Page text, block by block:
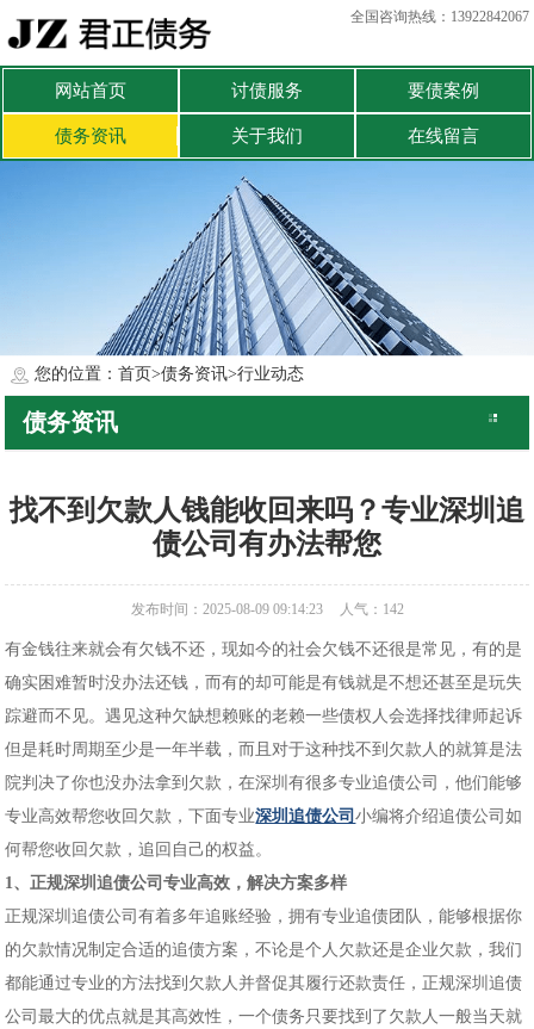
全国咨询热线：13922842067
网站首页 讨债服务 要债案例
债务资讯 关于我们 在线留言
您的位置： 首页>债务资讯>行业动态
债务资讯
找不到欠款人钱能收回来吗？专业深圳追
债公司有办法帮您
发布时间：2025-08-09 09:14:23 人气： 142
有金钱往来就会有欠钱不还，现如今的社会欠钱不还很是常见，有的是
确实困难暂时没办法还钱，而有的却可能是有钱就是不想还甚至是玩失
踪避而不见。遇见这种欠缺想赖账的老赖一些债权人会选择找律师起诉
但是耗时周期至少是一年半载，而且对于这种找不到欠款人的就算是法
院判决了你也没办法拿到欠款，在深圳有很多专业追债公司，他们能够
专业高效帮您收回欠款，下面专业深圳追债公司小编将介绍追债公司如
何帮您收回欠款，追回自己的权益。
1、正规深圳追债公司专业高效，解决方案多样
正规深圳追债公司有着多年追账经验，拥有专业追债团队，能够根据你
的欠款情况制定合适的追债方案，不论是个人欠款还是企业欠款，我们
都能通过专业的方法找到欠款人并督促其履行还款责任，正规深圳追债
公司最大的优点就是其高效性，一个债务只要找到了欠款人一般当天就